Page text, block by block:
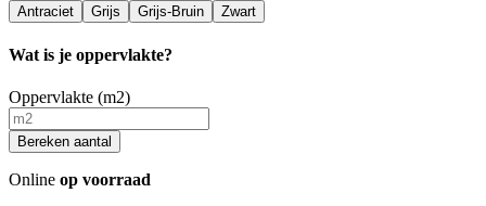
Antraciet Grijs Grijs-Bruin Zwart
Wat is je oppervlakte?
Oppervlakte (m2)
Bereken aantal
Online op voorraad